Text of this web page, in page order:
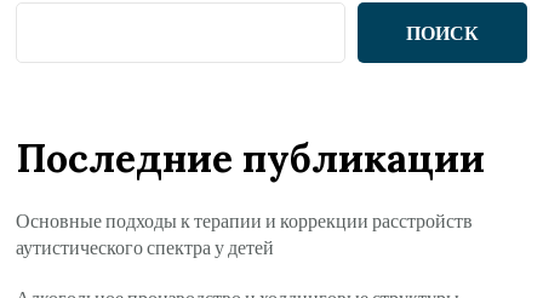
ПОИСК
Последние публикации
Основные подходы к терапии и коррекции расстройств
аутистического спектра у детей